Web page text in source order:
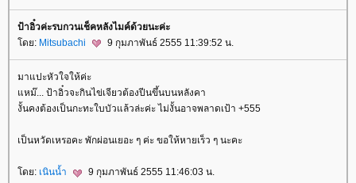
ป้าอิ๋วค่ะรบกวนเช็คหลังไมค์ด้วยนะค่ะ
ดย: Mitsubachi 9 กุมภาพันธ์ 2555 11:39:52 น.
มาแปะหัวใจให้ค่ะ
หม๊... ป้าอิ๋วจะกินไข่เจียวต้องปีนขึ้นบนหลังคา
งั้นคงต้องเป็นกะทะใบบัวแล้วล่ะค่ะ ไม่งั้นอาจพลาดเป้า +555
เป็นหวัดเหรอคะ พักผ่อนเยอะ ๆ ค่ะ ขอให้หายเร็ว ๆ นะคะ
ดย: เนินน้ำ 9 กุมภาพันธ์ 2555 11:46:03 น.